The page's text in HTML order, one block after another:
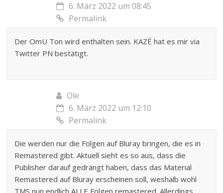
6. März 2022 um 08:45
Permalink
Der OmU Ton wird enthalten sein. KAZÉ hat es mir via
Twitter PN bestätigt.
Ole
6. März 2022 um 12:10
Permalink
Die werden nur die Folgen auf Bluray bringen, die es in
Remastered gibt. Aktuell sieht es so aus, dass die
Publisher darauf gedrängt haben, dass das Material
Remastered auf Bluray erscheinen soll, weshalb wohl